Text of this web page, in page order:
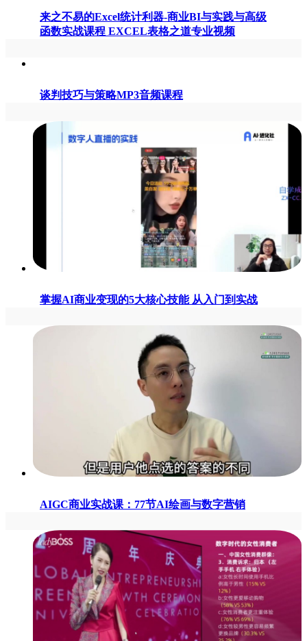
来之不易的Excel统计利器-商业BI与实践与高级
函数实战课程 EXCEL表格之道专业视频
谈判技巧与策略MP3音频课程
掌握AI商业变现的5大核心技能 从入门到实战
AIGC商业实战课：77节AI绘画与数字营销